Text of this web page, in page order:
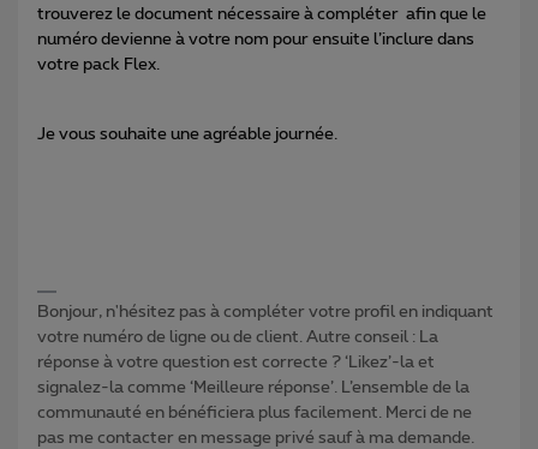
trouverez le document nécessaire à compléter afin que le
numéro devienne à votre nom pour ensuite l’inclure dans
votre pack Flex.
Je vous souhaite une agréable journée.
Bonjour, n'hésitez pas à compléter votre profil en indiquant
votre numéro de ligne ou de client. Autre conseil : La
réponse à votre question est correcte ? ‘Likez’-la et
signalez-la comme ‘Meilleure réponse’. L’ensemble de la
communauté en bénéficiera plus facilement. Merci de ne
pas me contacter en message privé sauf à ma demande.